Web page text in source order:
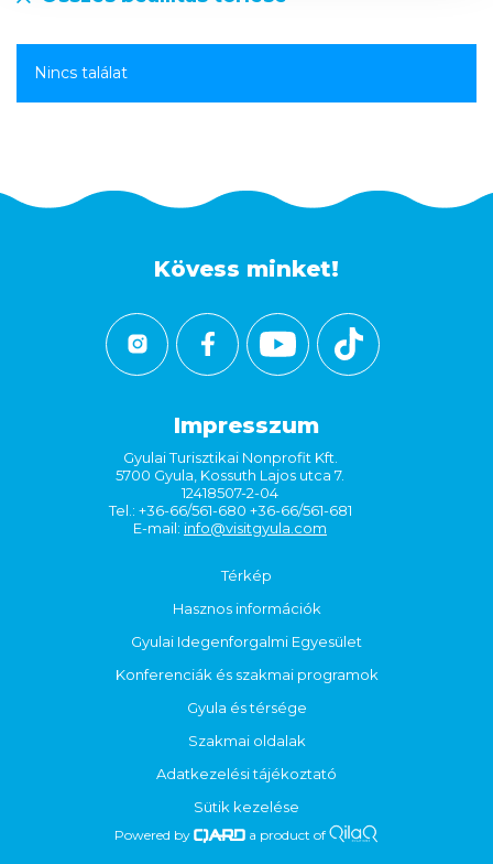
Nincs találat
Kövess minket!
Impresszum
Gyulai Turisztikai Nonprofit Kft.
5700 Gyula, Kossuth Lajos utca 7.
12418507-2-04
Tel.: +36-66/561-680 +36-66/561-681
E-mail: info@visitgyula.com
Térkép
Hasznos információk
Gyulai Idegenforgalmi Egyesület
Konferenciák és szakmai programok
Gyula és térsége
Szakmai oldalak
Adatkezelési tájékoztató
Sütik kezelése
Powered by a product of